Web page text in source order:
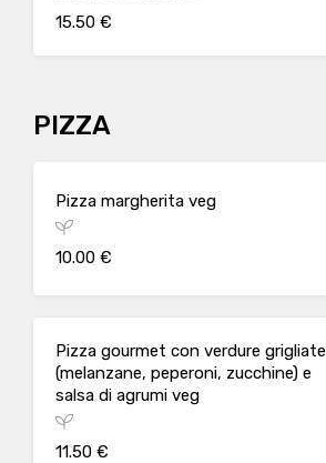
15.50 €
PIZZA
Pizza margherita veg
10.00 €
Pizza gourmet con verdure grigliate
(melanzane, peperoni, zucchine) e
salsa di agrumi veg
11.50 €